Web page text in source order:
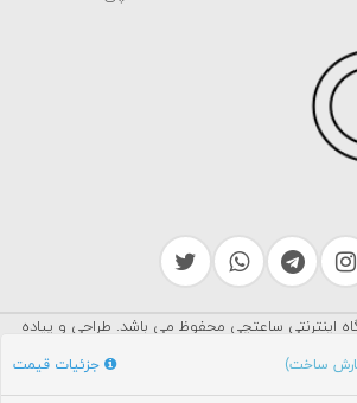
ساخت) جزئیات قیمت
اینترنتی ساعتچی محفوظ می باشد. طراحی و پیاده
سازی توسط